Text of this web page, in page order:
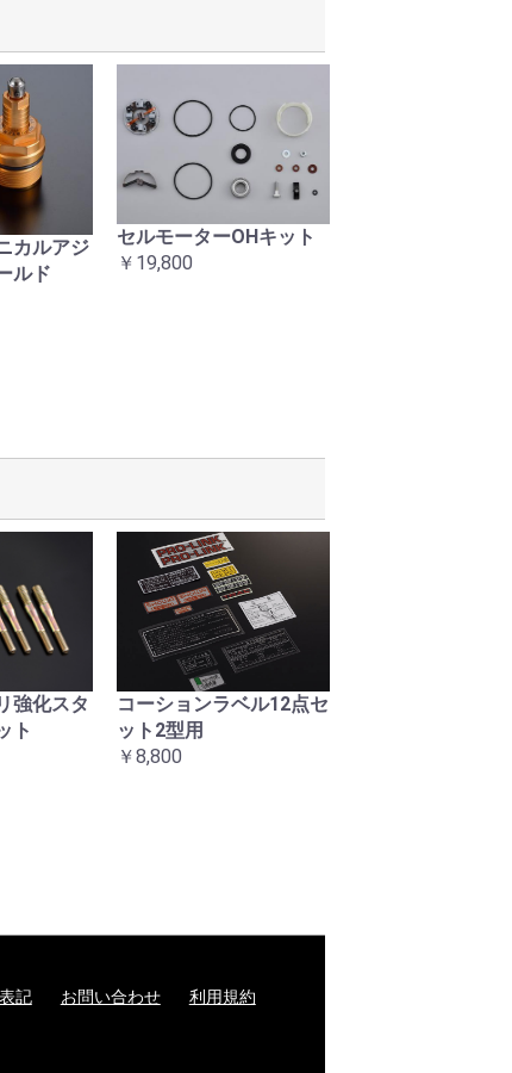
カルアジ
ルド
セルモーターOHキット
￥19,800
強化スタ
ト
コーションラベル12点セ
ット2型用
￥8,800
記 お問い合わせ
利用規約